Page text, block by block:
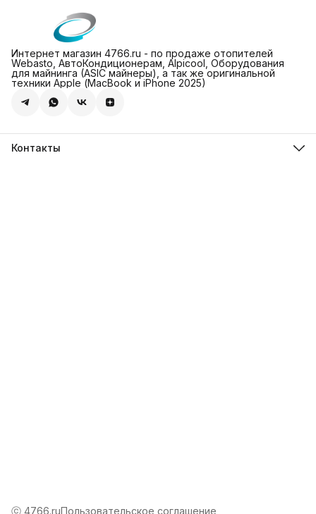
Интернет магазин 4766.ru - по продаже отопителей
Webasto, АвтоКондиционерам, Alpicool, Оборудования
для майнинга (ASIC майнеры), а так же оригинальной
техники Apple (МасBook и iPhone 2025)
Контакты
ⓒ 4766.ruПользовательское соглашение